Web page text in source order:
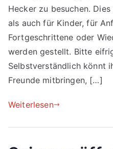
Hecker zu besuchen.
als auch für Kinder, für
Fortgeschrittene oder
werden gestellt. Bitte
Selbstverständlich könnt
Freunde mitbringen, […]
Weiterlesen